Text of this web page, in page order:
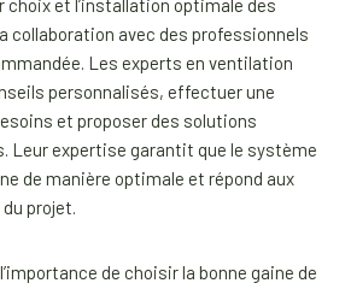
choix et l’installation optimale des
collaboration avec des professionnels
Les experts en ventilation
personnalisés, effectuer une
et proposer des solutions
Leur expertise garantit que le système
de manière optimale et répond aux
projet.
de choisir la bonne gaine de